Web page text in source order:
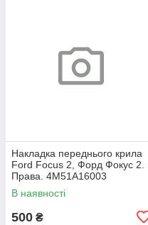
Накладка переднього крила
Ford Focus 2, Форд Фокус 2.
Права. 4M51A16003
В наявності
500 ₴